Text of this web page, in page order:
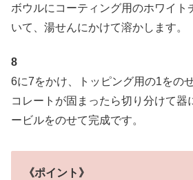
ボウルにコーティング用のホワイト
いて、湯せんにかけて溶かします。
8
6に7をかけ、トッピング用の1をの
コレートが固まったら切り分けて器
ービルをのせて完成です。
《ポイント》